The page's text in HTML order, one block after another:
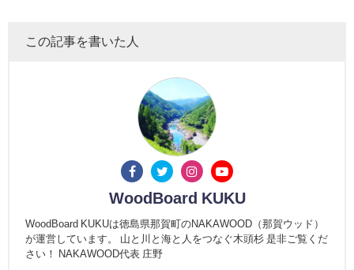
この記事を書いた人
WoodBoard KUKU
WoodBoard KUKUは徳島県那賀町のNAKAWOOD（那賀ウッド）
が運営しています。 山と川と海と人をつなぐ木頭杉 是非ご覧くだ
さい！ NAKAWOOD代表 庄野